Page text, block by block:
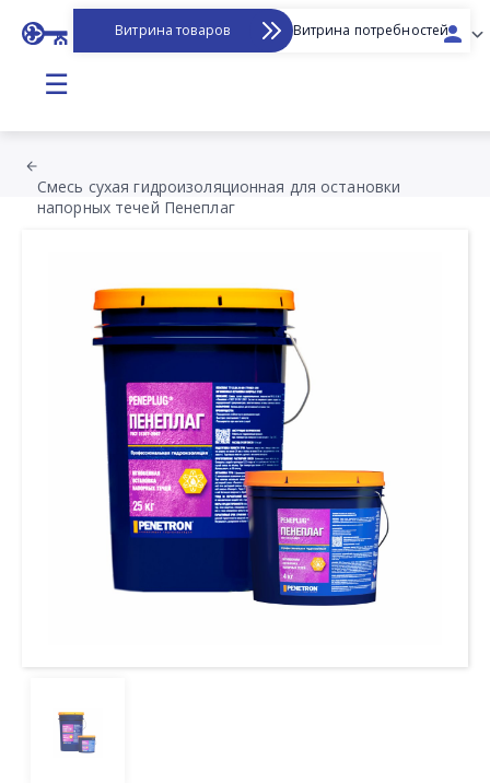
Витрина товаров Витрина потребностей
☰
Смесь сухая гидроизоляционная для остановки
напорных течей Пенеплаг